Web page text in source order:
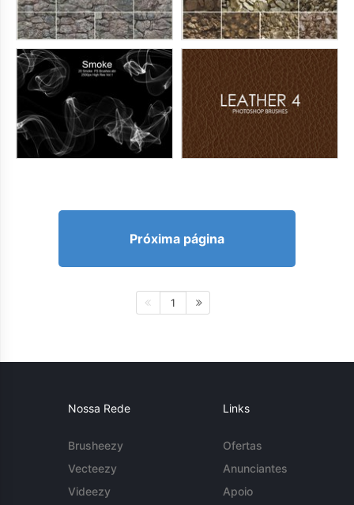
Próxima página
1
Nossa Rede
Brusheezy
Vecteezy
Videezy
Links
Ofertas
Anunciantes
Apoio